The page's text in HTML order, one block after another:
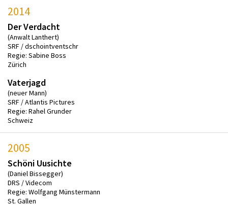
2014
Der Verdacht
(Anwalt Lanthert)
SRF / dschointventschr
Regie: Sabine Boss
Zürich
Vaterjagd
(neuer Mann)
SRF / Atlantis Pictures
Regie: Rahel Grunder
Schweiz
2005
Schöni Uusichte
(Daniel Bissegger)
DRS / Videcom
Regie: Wolfgang Münstermann
St. Gallen